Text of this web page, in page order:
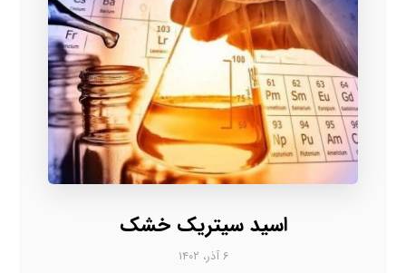
اسید سیتریک خشک
۶ آذر، ۱۴۰۲